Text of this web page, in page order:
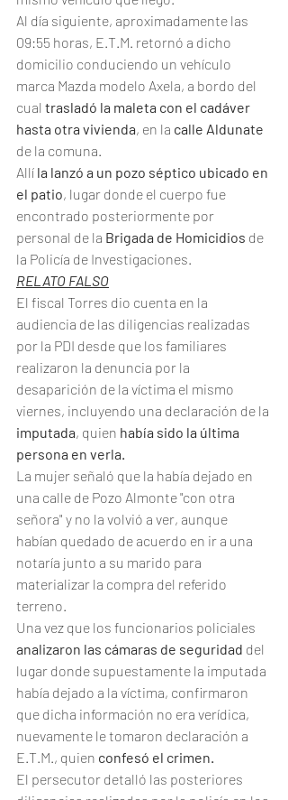
Al día siguiente, aproximadamente las
09:55 horas, E.T.M. retornó a dicho
domicilio conduciendo un vehículo
marca Mazda modelo Axela, a bordo del
cual trasladó la maleta con el cadáver
hasta otra vivienda, en la calle Aldunate
de la comuna.
Allí la lanzó a un pozo séptico ubicado en
el patio, lugar donde el cuerpo fue
encontrado posteriormente por
personal de la Brigada de Homicidios de
la Policía de Investigaciones.
RELATO FALSO
El fiscal Torres dio cuenta en la
audiencia de las diligencias realizadas
por la PDI desde que los familiares
realizaron la denuncia por la
desaparición de la víctima el mismo
viernes, incluyendo una declaración de la
imputada, quien había sido la última
persona en verla.
La mujer señaló que la había dejado en
una calle de Pozo Almonte "con otra
señora" y no la volvió a ver, aunque
habían quedado de acuerdo en ir a una
notaría junto a su marido para
materializar la compra del referido
terreno.
Una vez que los funcionarios policiales
analizaron las cámaras de seguridad del
lugar donde supuestamente la imputada
había dejado a la víctima, confirmaron
que dicha información no era verídica,
nuevamente le tomaron declaración a
E.T.M., quien confesó el crimen.
El persecutor detalló las posteriores